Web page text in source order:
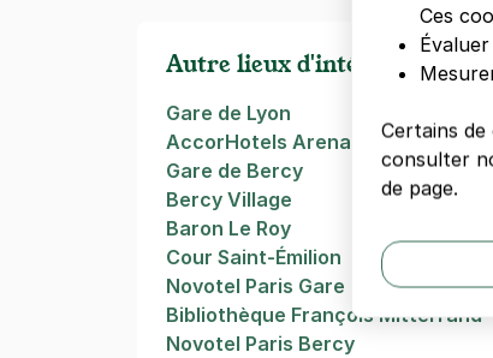
Autre lieux d'intérêts à Paris
Gare de Lyon
AccorHotels Arena (Bercy Arena)
Gare de Bercy
Bercy Village
Baron Le Roy
Cour Saint-Émilion
Novotel Paris Gare De Lyon
Bibliothèque François Mitterrand
Novotel Paris Bercy
Ces
Certains
consulter
de page.